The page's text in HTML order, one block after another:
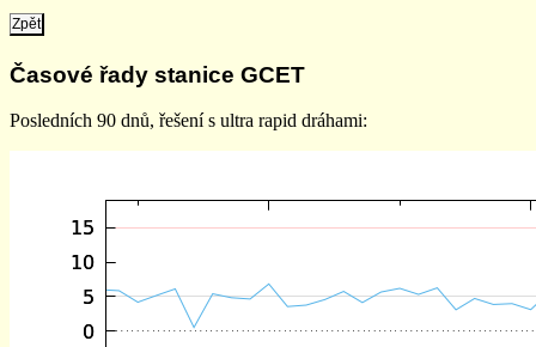
Zpět
Časové řady stanice GCET
Posledních 90 dnů, řešení s ultra rapid dráhami: